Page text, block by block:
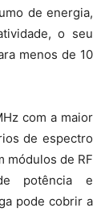
de energia,
o seu
menos de 10
com a maior
de espectro
módulos de RF
potência e
pode cobrir a